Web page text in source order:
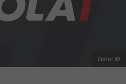
Foto: ©